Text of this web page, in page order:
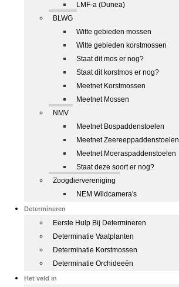
LMF-a (Dunea)
BLWG
Witte gebieden mossen
Witte gebieden korstmossen
Staat dit mos er nog?
Staat dit korstmos er nog?
Meetnet Korstmossen
Meetnet Mossen
NMV
Meetnet Bospaddenstoelen
Meetnet Zeereeppaddenstoelen
Meetnet Moeraspaddenstoelen
Staat deze soort er nog?
Zoogdiervereniging
NEM Wildcamera's
Determineren
Eerste Hulp Bij Determineren
Determinatie Vaatplanten
Determinatie Korstmossen
Determinatie Orchideeën
Het veld in